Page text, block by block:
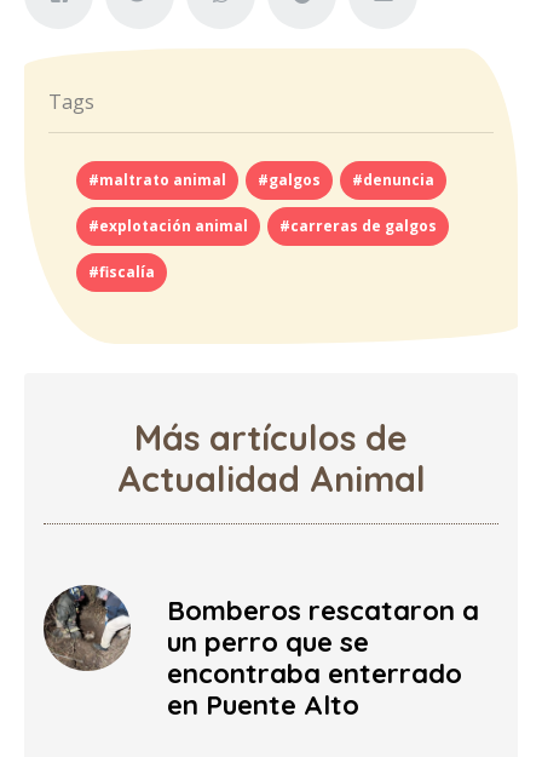
Tags
#maltrato animal #galgos #denuncia
#explotación animal #carreras de galgos
#fiscalía
Más artículos de
Actualidad Animal
Bomberos rescataron a
un perro que se
encontraba enterrado
en Puente Alto